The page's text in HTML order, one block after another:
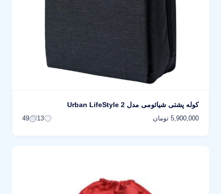
کوله پشتی شیائومی مدل Urban LifeStyle 2
5,900,000 تومان 13
49